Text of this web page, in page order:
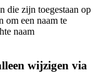
die zijn toegestaan op
om een naam te
naam
wijzigen via